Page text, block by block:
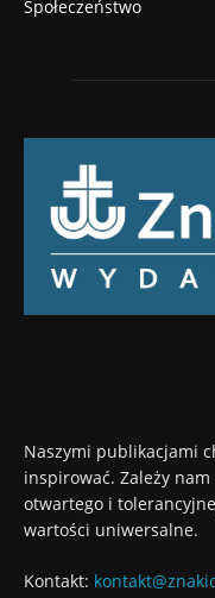
Społeczeństwo
Naszymi publikacjami
inspirować. Zależy
otwartego i
wartości uniwersalne.
Kontakt: